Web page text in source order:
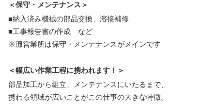
＜保守・メンテナンス＞
■納入済み機械の部品交換、溶接補修
■工事報告書の作成 など
※灘営業所は保守・メンテナンスがメインです
＜幅広い作業工程に携われます！＞
部品加工から組立、メンテナンスにいたるまで、
携わる領域が広いことがこの仕事の大きな特徴。